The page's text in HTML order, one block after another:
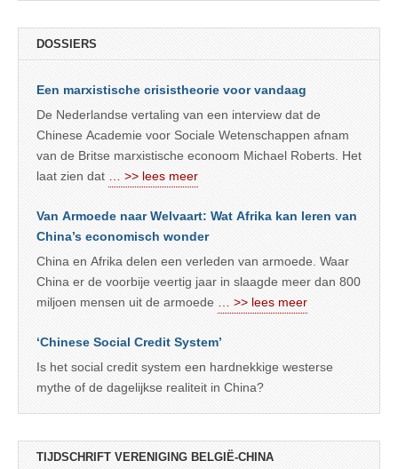
DOSSIERS
Een marxistische crisistheorie voor vandaag
De Nederlandse vertaling van een interview dat de
Chinese Academie voor Sociale Wetenschappen afnam
van de Britse marxistische econoom Michael Roberts. Het
laat zien dat
… >> lees meer
Van Armoede naar Welvaart: Wat Afrika kan leren van
China’s economisch wonder
China en Afrika delen een verleden van armoede. Waar
China er de voorbije veertig jaar in slaagde meer dan 800
miljoen mensen uit de armoede
… >> lees meer
‘Chinese Social Credit System’
Is het social credit system een hardnekkige westerse
mythe of de dagelijkse realiteit in China?
TIJDSCHRIFT VERENIGING BELGIË-CHINA